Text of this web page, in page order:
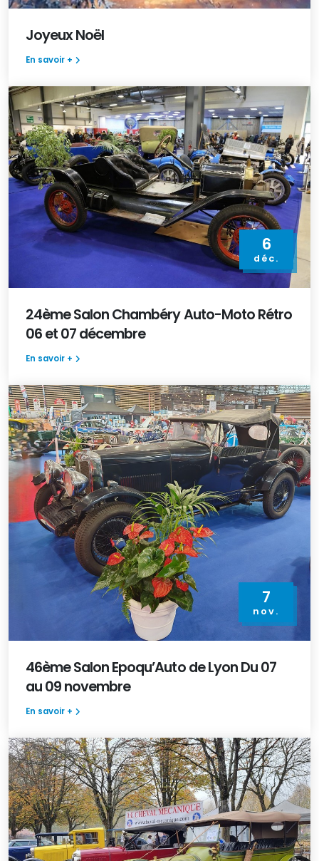
Joyeux Noël
En savoir +
6
déc.
24ème Salon Chambéry Auto-Moto Rétro
06 et 07 décembre
En savoir +
7
nov.
46ème Salon Epoqu’Auto de Lyon Du 07
au 09 novembre
En savoir +